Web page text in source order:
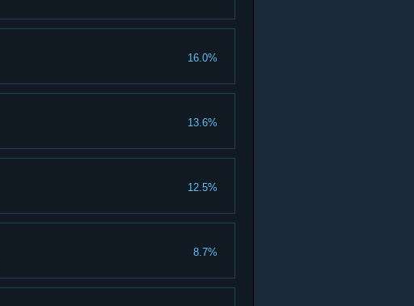
16.0%
13.6%
12.5%
8.7%